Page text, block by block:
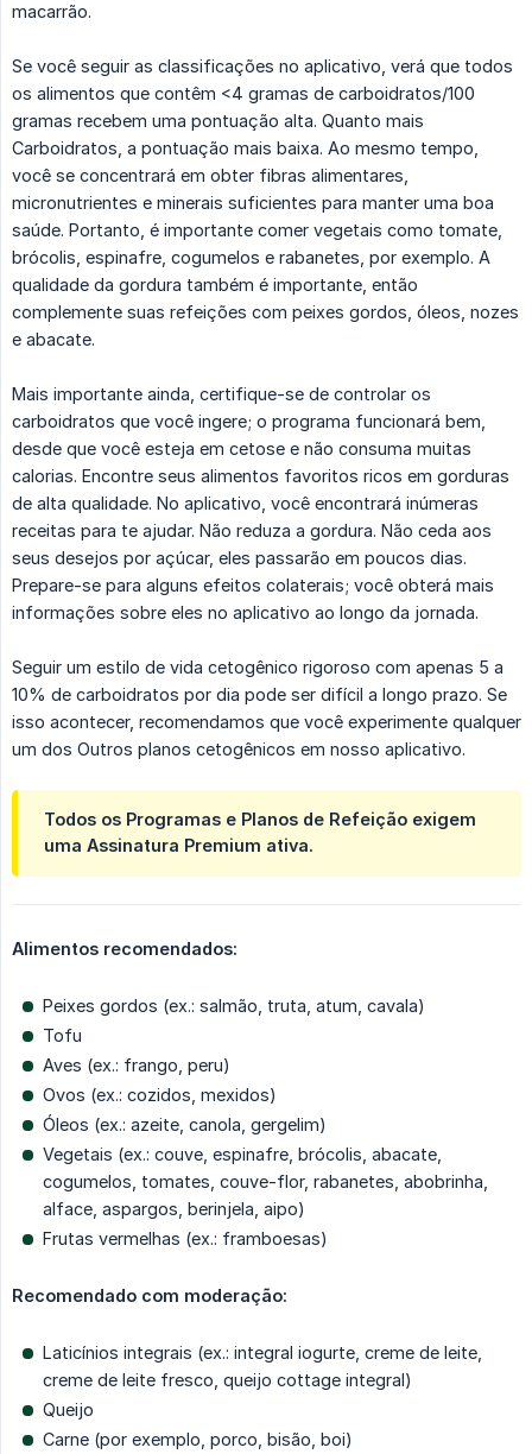
macarrão.
Se você seguir as classificações no aplicativo, verá que todos
os alimentos que contêm <4 gramas de carboidratos/100
gramas recebem uma pontuação alta. Quanto mais
Carboidratos, a pontuação mais baixa. Ao mesmo tempo,
você se concentrará em obter fibras alimentares,
micronutrientes e minerais suficientes para manter uma boa
saúde. Portanto, é importante comer vegetais como tomate,
brócolis, espinafre, cogumelos e rabanetes, por exemplo. A
qualidade da gordura também é importante, então
complemente suas refeições com peixes gordos, óleos, nozes
e abacate.
Mais importante ainda, certifique-se de controlar os
carboidratos que você ingere; o programa funcionará bem,
desde que você esteja em cetose e não consuma muitas
calorias. Encontre seus alimentos favoritos ricos em gorduras
de alta qualidade. No aplicativo, você encontrará inúmeras
receitas para te ajudar. Não reduza a gordura. Não ceda aos
seus desejos por açúcar, eles passarão em poucos dias.
Prepare-se para alguns efeitos colaterais; você obterá mais
informações sobre eles no aplicativo ao longo da jornada.
Seguir um estilo de vida cetogênico rigoroso com apenas 5 a
10% de carboidratos por dia pode ser difícil a longo prazo. Se
isso acontecer, recomendamos que você experimente qualquer
um dos Outros planos cetogênicos em nosso aplicativo.
Todos os Programas e Planos de Refeição exigem
uma Assinatura Premium ativa.
Alimentos recomendados:
Peixes gordos (ex.: salmão, truta, atum, cavala)
Tofu
Aves (ex.: frango, peru)
Ovos (ex.: cozidos, mexidos)
Óleos (ex.: azeite, canola, gergelim)
Vegetais (ex.: couve, espinafre, brócolis, abacate,
cogumelos, tomates, couve-flor, rabanetes, abobrinha,
alface, aspargos, berinjela, aipo)
Frutas vermelhas (ex.: framboesas)
Recomendado com moderação:
Laticínios integrais (ex.: integral iogurte, creme de leite,
creme de leite fresco, queijo cottage integral)
Queijo
Carne (por exemplo, porco, bisão, boi)